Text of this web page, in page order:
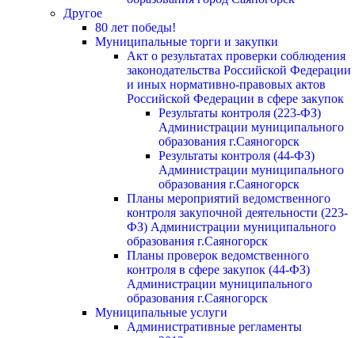
Другое
80 лет победы!
Муниципальные торги и закупки
Акт о результатах проверки соблюдения
законодательства Российской Федерации
и иных нормативно-правовых актов
Российской Федерации в сфере закупок
Результаты контроля (223-ФЗ)
Администрации муниципального
образования г.Саяногорск
Результаты контроля (44-ФЗ)
Администрации муниципального
образования г.Саяногорск
Планы мероприятий ведомственного
контроля закупочной деятельности (223-
ФЗ) Администрации муниципального
образования г.Саяногорск
Планы проверок ведомственного
контроля в сфере закупок (44-ФЗ)
Администрации муниципального
образования г.Саяногорск
Муниципальные услуги
Административные регламенты